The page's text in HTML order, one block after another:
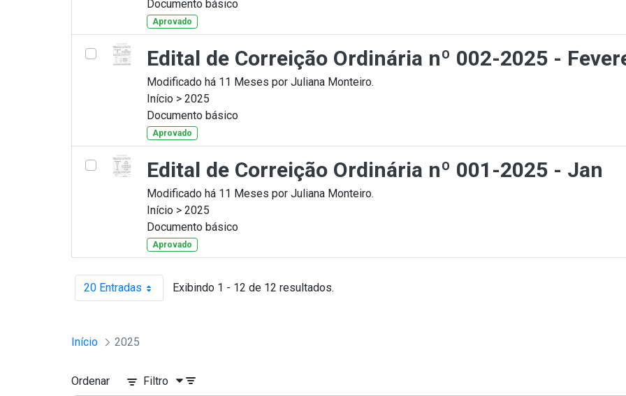
Documento básico
Aprovado
Edital de Correição Ordinária nº 002-2025 -
Modificado há 11 Meses por Juliana Monteiro.
Início > 2025
Documento básico
Aprovado
Edital de Correição Ordinária nº 001-2025 - Jan
Modificado há 11 Meses por Juliana Monteiro.
Início > 2025
Documento básico
Aprovado
20 EntradasPor página Exibindo 1 - 12 de 12 resultados.
Início 2025
Ordenar Filtro